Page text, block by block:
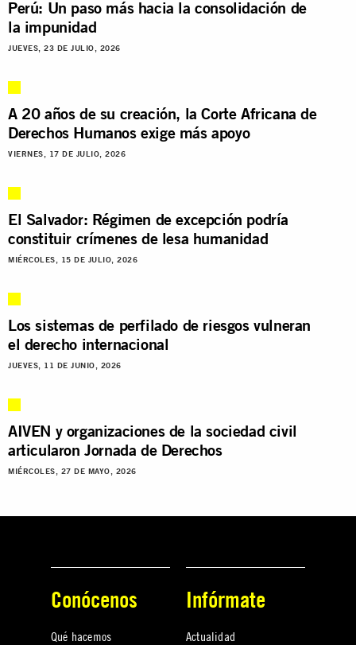
Perú: Un paso más hacia la consolidación de
la impunidad
JUEVES, 23 DE JULIO, 2026
A 20 años de su creación, la Corte Africana de
Derechos Humanos exige más apoyo
VIERNES, 17 DE JULIO, 2026
El Salvador: Régimen de excepción podría
constituir crímenes de lesa humanidad
MIÉRCOLES, 15 DE JULIO, 2026
Los sistemas de perfilado de riesgos vulneran
el derecho internacional
JUEVES, 11 DE JUNIO, 2026
AIVEN y organizaciones de la sociedad civil
articularon Jornada de Derechos
MIÉRCOLES, 27 DE MAYO, 2026
Conócenos
Qué hacemos
Infórmate
Actualidad